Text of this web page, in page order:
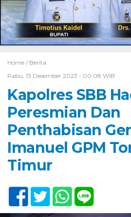
Home / Berita
Rabu, 13 Desember 2023 - 00:08 WIB
Kapolres SBB
Peresmian Dan
Penthabisan
Imanuel GPM
Timur